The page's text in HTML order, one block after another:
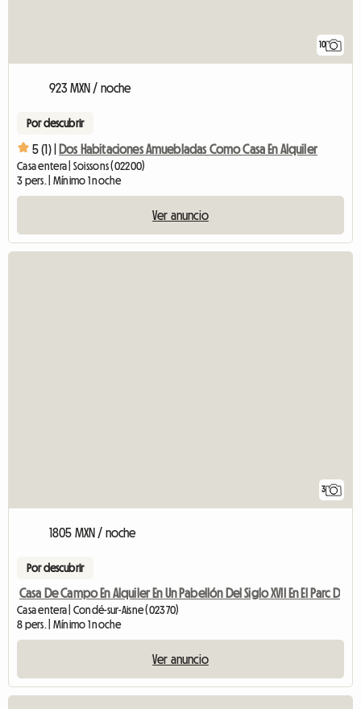
10
923 MXN / noche
Por descubrir
5 (1) | Dos Habitaciones Amuebladas Como Casa En Alquiler
Casa entera | Soissons (02200)
3 pers. | Mínimo 1 noche
Ver anuncio
3
1805 MXN / noche
Por descubrir
Casa De Campo En Alquiler En Un Pabellón Del Siglo XVII En El Parc D
Casa entera | Condé-sur-Aisne (02370)
8 pers. | Mínimo 1 noche
Ver anuncio